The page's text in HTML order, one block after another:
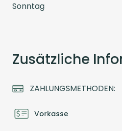
Sonntag
Zusätzliche
ZAHLUNGSMETHODEN:
Vorkasse